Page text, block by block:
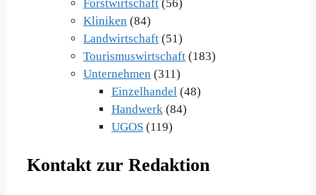
Forstwirtschaft (56)
Kliniken (84)
Landwirtschaft (51)
Tourismuswirtschaft (183)
Unternehmen (311)
Einzelhandel (48)
Handwerk (84)
UGOS (119)
Kontakt zur Redaktion